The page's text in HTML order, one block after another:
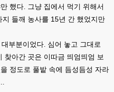
했다. 그냥 집에서 먹기 위해서
들깨 농사를 15년 간 했었지만
부분이었다. 심어 놓고 그대로
찾아간 곳은 이따금 띄엄띄엄 보
정도로 풀밭 속에 듬성듬성 자라